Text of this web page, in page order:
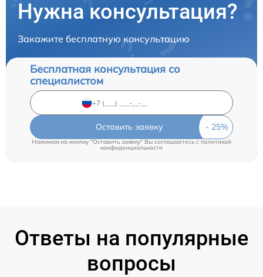
Нужна консультация?
Закажите бесплатную консультацию
Бесплатная консультация со
специалистом
Оставить заявку
Нажимая на кнопку "Оставить заявку" Вы соглашаетесь c политикой
конфиденциальности
Ответы на популярные
вопросы